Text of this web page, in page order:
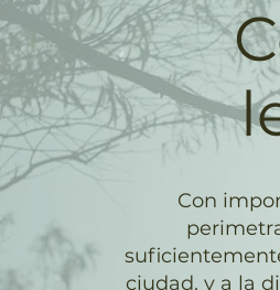
Con
ciudad, y a la